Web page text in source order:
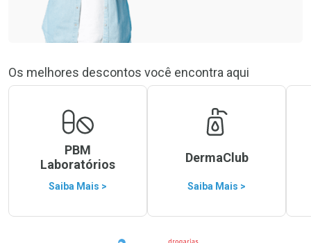
Os melhores descontos você encontra aqui
PBM
Laboratórios
Saiba Mais >
DermaClub
Saiba Mais >